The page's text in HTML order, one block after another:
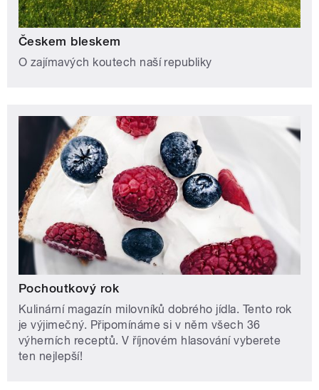
Českem bleskem
O zajímavých koutech naší republiky
Pochoutkový rok
Kulinární magazín milovníků dobrého jídla. Tento rok
je výjimečný. Připomínáme si v něm všech 36
výherních receptů. V říjnovém hlasování vyberete
ten nejlepší!